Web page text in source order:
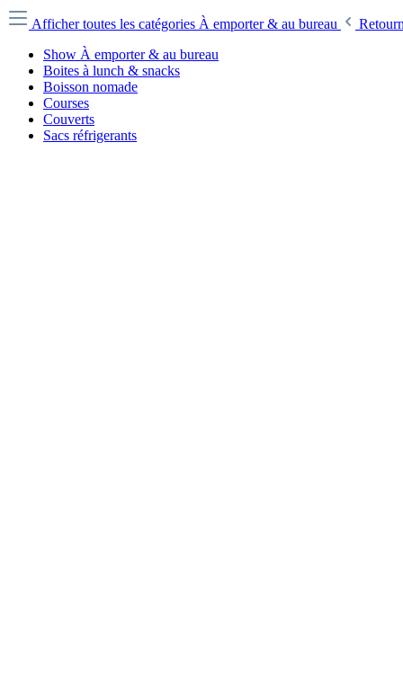
Afficher toutes les catégories À emporter & au bureau
Show À emporter & au bureau
Boites à lunch & snacks
Boisson nomade
Courses
Couverts
Sacs réfrigerants